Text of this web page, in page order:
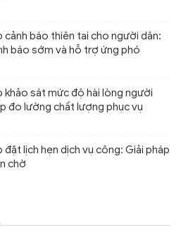
cảnh báo thiên tai cho người dân:
báo sớm và hỗ trợ ứng phó
khảo sát mức độ hài lòng người
đo lường chất lượng phục vụ
đặt lịch hẹn dịch vụ công: Giải pháp
chờ